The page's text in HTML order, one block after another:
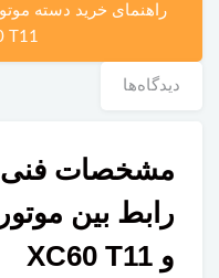
راهنمای خرید دسته
T11
دیدگاه‌ها
مشخصات فنی
و XC60 T11